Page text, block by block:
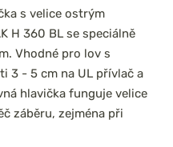
s velice ostrým
H 360 BL se speciálně
Vhodné pro lov s
3 - 5 cm na UL přívlač a
hlavička funguje velice
záběru, zejména při